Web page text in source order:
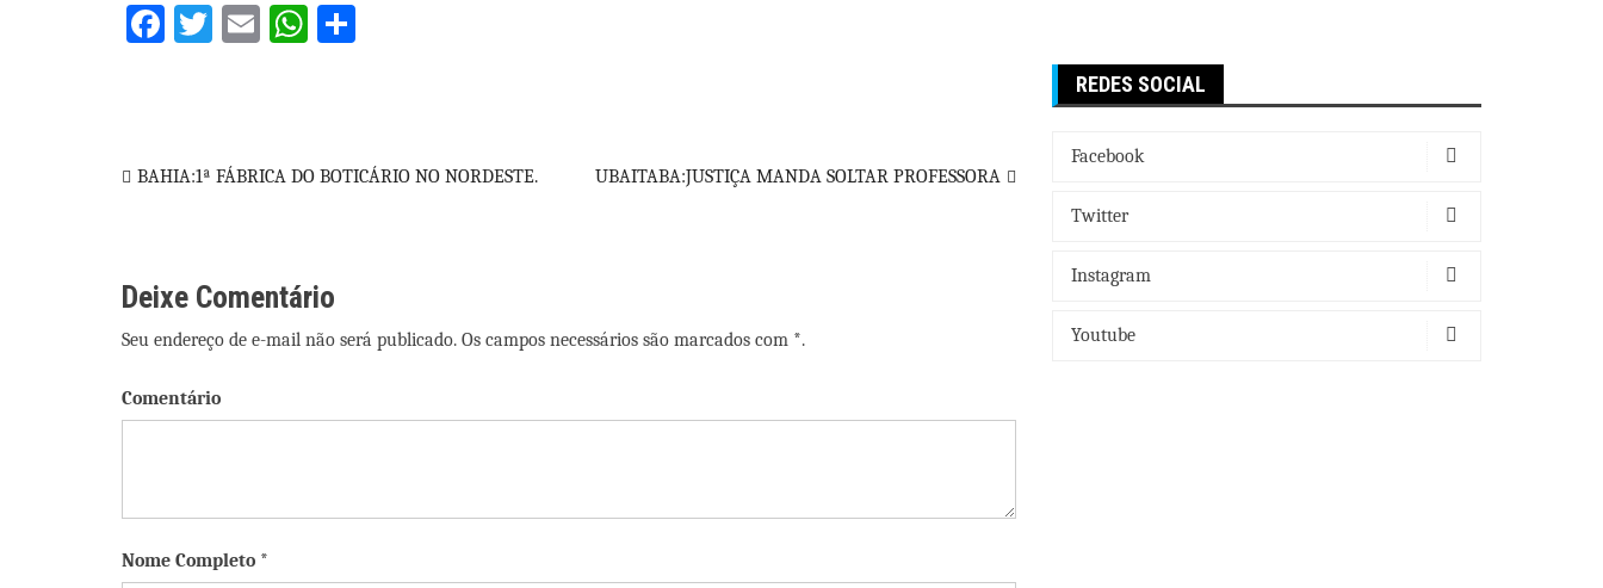
Facebook
Twitter
EmailWhatsApp
Navegação
Post
BAHIA:1ª FÁBRICA DO BOTICÁRIO NO NORDESTE. UBAITABA:JUSTIÇA MANDA SOLTAR PROFESSORA
Deixe Comentário
Seu endereço de e-mail não será publicado. Os campos necessários são marcados com *.
Comentário
Nome Completo *
REDES SOCIAL
Facebook
Twitter
Instagram
Youtube